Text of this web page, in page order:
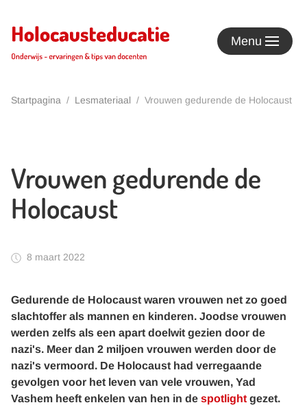
Terug naar hoofdinhoud Menu
Startpagina Lesmateriaal Vrouwen gedurende de Holocaust
Vrouwen gedurende de
Holocaust
8 maart 2022
Gedurende de Holocaust waren vrouwen net zo goed
slachtoffer als mannen en kinderen. Joodse vrouwen
werden zelfs als een apart doelwit gezien door de
nazi's. Meer dan 2 miljoen vrouwen werden door de
nazi's vermoord. De Holocaust had verregaande
gevolgen voor het leven van vele vrouwen, Yad
Vashem heeft enkelen van hen in de spotlight gezet.